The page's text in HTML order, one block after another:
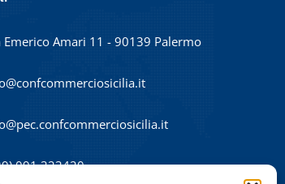
Emerico Amari 11 - 90139 Palermo
091 323420